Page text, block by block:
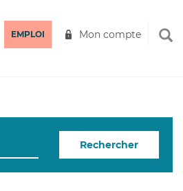
EMPLOI Mon compte
Rechercher